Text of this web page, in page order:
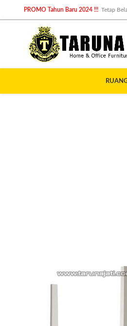
PROMO Tahun Baru 2024 !!! Tetap